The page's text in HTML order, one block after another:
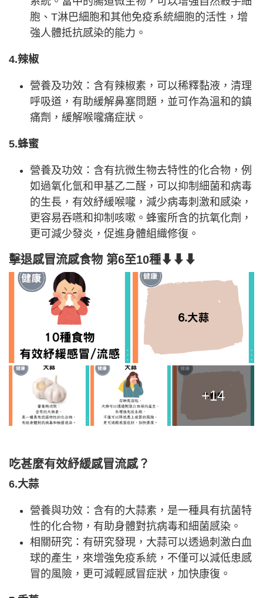
胞、T淋巴細胞和其他免疫系統細胞的活性，增
強人體抵抗感染的能力。
4.辣椒
營養及功效：含有辣椒素，可以稀釋黏液，清理
呼吸道，有助緩解鼻塞問題，並可作為溫和的鎮
痛劑，緩解喉嚨痛症狀。
5.蜂蜜
營養及功效：含有抗微生物去特性的化合物，例
如過氧化氫和甲基乙二醛，可以抑制細菌和病毒
的生長，有效紓緩喉嚨，減少病毒刺激和感染，
更容易吞嚥和抑制咳嗽。蜂蜜所含的抗氧化劑，
更可減少發炎，促進身體組織修復。
擊退感冒流感食物 第6至10種⬇⬇⬇
+14
吃甚麼有效紓緩感冒流感？
6.大蒜
營養與功效：含有的大蒜素，是一種具有抗菌特
性的化合物，有助身體對抗病毒和細菌感染。
相關研究：有研究發現，大蒜可以透過刺激白血
球的產生，來增強免疫系統，不僅可以減低患感
冒的風險，更可減輕感冒症狀，加快康復。